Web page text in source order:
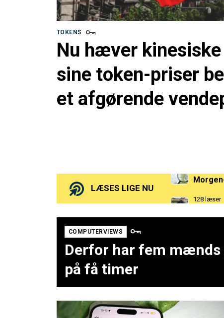
TOKENS
Nu hæver
sine token-priser
et afgørende
LÆSES LIGE NU 128 læser
COMPUTERVIEWS
Derfor har fem mænds
på få timer